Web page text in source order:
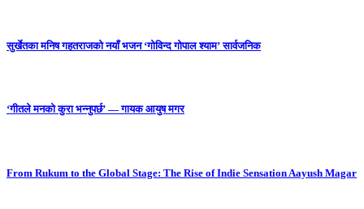
सुर्खेतका मनिष गहतराजको नयाँ भजन ‘गोविन्द गोपाल श्याम’ सार्वजनिक
‘गीतले मनको कुरा भन्नुपर्छ’ — गायक आयुष मगर
From Rukum to the Global Stage: The Rise of Indie Sensation Aayush Magar